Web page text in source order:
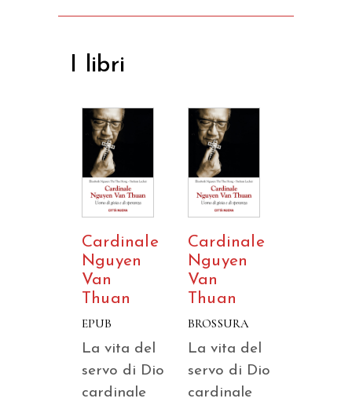
I libri
Cardinale
Nguyen
Van
Thuan
EPUB
La vita del
servo di Dio
cardinale
Cardinale
Nguyen
Van
Thuan
BROSSURA
La vita del
servo di Dio
cardinale